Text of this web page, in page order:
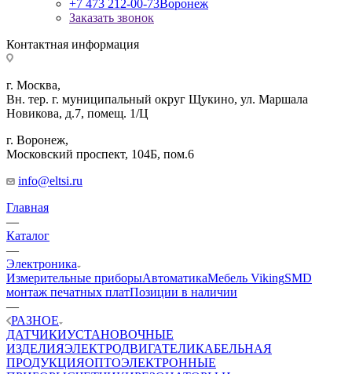
+7 473 212-00-73Воронеж
Заказать звонок
Контактная информация
г. Москва,
Вн. тер. г. муниципальный округ Щукино, ул. Маршала
Новикова, д.7, помещ. 1/Ц
г. Воронеж,
​Московский проспект, 104Б, пом.6
info@eltsi.ru
Главная
—
Каталог
—
Электроника
Измерительные приборыАвтоматикаМебель VikingSMD
монтаж печатных платПозиции в наличии
—
РАЗНОЕ
ДАТЧИКИУСТАНОВОЧНЫЕ
ИЗДЕЛИЯЭЛЕКТРОДВИГАТЕЛИКАБЕЛЬНАЯ
ПРОДУКЦИЯОПТОЭЛЕКТРОННЫЕ